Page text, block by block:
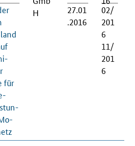
für
H
27.01
.2016
02/
201
6
11/
201
6